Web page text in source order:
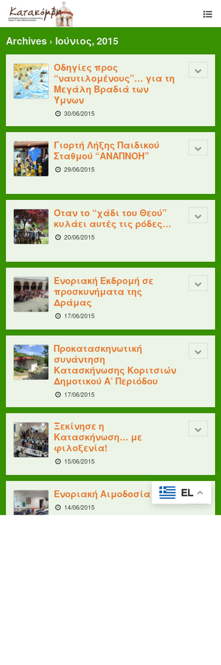
Archives › Ιούνιος, 2015
Οδηγίες προς
“ναυτιλομένους”… για τη
Μεγάλη Βραδιά των
Ύμνων
30/06/2015
Γιορτή Λήξης Παιδικού
Σταθμού “ΑΝΑΠΝΟΗ”
29/06/2015
Όταν το “χάδι του Θεού”
κυλάει αυτές τις ρόδες…
20/06/2015
Ενοριακή Εκδρομή σε
προσκυνήματα της
Δράμας
17/06/2015
Προκατασκηνωτική
συνάντηση
Κατασκήνωσης Κοριτσιών
Δημοτικού Α’ Περιόδου
17/06/2015
Ξεκίνησε η
Κατασκήνωση… με
φιλοξενία!
15/06/2015
Ενοριακή Αιμοδοσία
14/06/2015
EL